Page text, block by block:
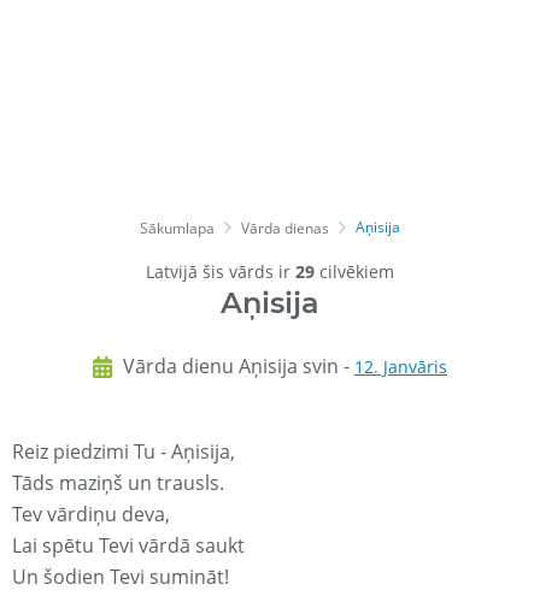
Sākumlapa Vārda dienas Aņisija
Latvijā šis vārds ir 29 cilvēkiem
Aņisija
Vārda dienu Aņisija svin - 12. Janvāris
Reiz piedzimi Tu - Aņisija,
Tāds maziņš un trausls.
Tev vārdiņu deva,
Lai spētu Tevi vārdā saukt
Un šodien Tevi sumināt!